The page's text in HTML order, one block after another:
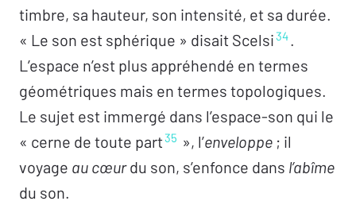
timbre, sa hauteur, son intensité, et sa durée.
« Le son est sphérique » disait Scelsi34.
L’espace n’est plus appréhendé en termes
géométriques mais en termes topologiques.
Le sujet est immergé dans l’espace-son qui le
« cerne de toute part35 », l’enveloppe ; il
voyage au cœurdu son, s’enfonce dans l’abîme
du son.